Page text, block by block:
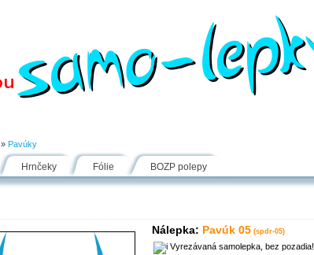
» Pavúky
Hrnčeky Fólie BOZP polepy
Nálepka: Pavúk 05 (spdr-05)
Vyrezávaná samolepka, bez pozadia!